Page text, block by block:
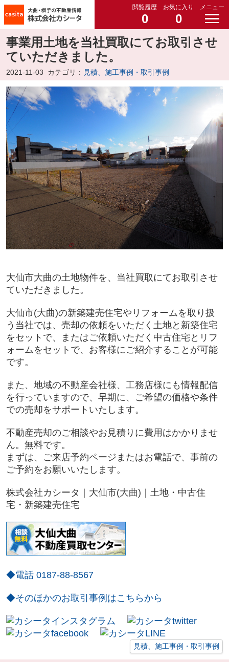
閲覧履歴
0
お気に入り
0
メニュー
事業用土地を当社買取にてお取引させ
ていただきました。
2021-11-03 カテゴリ： 見積、施工事例・取引事例
大仙市大曲の土地物件を、 当社買取にてお取引させ
ていただきました。
大仙市(大曲)の新築建売住宅やリフォームを取り扱
う当社では、 売却の依頼をいただく土地と新築住宅
をセットで、
またはご依頼いただく中古住宅とリフ
ォームをセットで、 お客様にご紹介することが可能
です。
また、地域の不動産会社様、 工務店様にも情報配信
を行っていますので、早期に、
ご希望の価格や条件
での売却をサポートいたします。
不動産売却のご相談やお見積りに費用はかかりませ
ん。無料です。
まずは、ご来店予約ページまたはお電話で、 事前の
ご予約をお願いいたします。
株式会社カシータ｜大仙市(大曲)｜土地・中古住
宅・ 新築建売住宅
◆電話 0187-88-8567
◆そのほかのお取引事例はこちらから
見積、施工事例・取引事例